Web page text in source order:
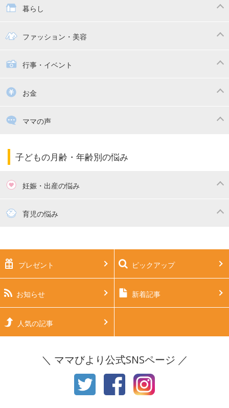
抱っこ紐
教育・習い事
幼稚園
絵本
暮らし
ママの日常
家族関係・夫婦関係
掃除
ファッション・美容
子供の服・ファッション
行事・イベント
漫画
出産祝い・内祝い
お金
住宅購入ママの声
子育てコラム
子どもの月齢・年齢別の悩み
妊娠・出産の悩み
妊活 育児の悩み
生後2ヶ月 生後3ヶ月
生後4ヶ月 生後5ヶ月
生後6ヶ月
生後11ヶ月
プレゼント ピックアップ
お知らせ 新着記事
人気の記事
＼ ママびより公式SNSページ ／